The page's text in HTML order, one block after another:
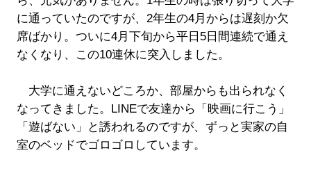
に通っていたのですが、2年生の4月からは遅刻か欠
席ばかり。ついに4月下旬から平日5日間連続で通え
なくなり、この10連休に突入しました。
大学に通えないどころか、部屋からも出られなく
なってきました。LINEで友達から「映画に行こう」
「遊ばない」と誘われるのですが、ずっと実家の自
室のベッドでゴロゴロしています。